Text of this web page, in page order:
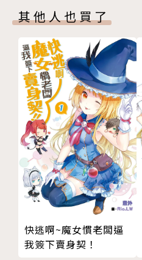
版權頁
其他人也買了
快逃啊~魔女慣老闆逼
我簽下賣身契！